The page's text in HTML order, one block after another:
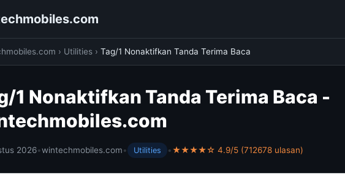
› Utilities › Tag/1 Nonaktifkan Tanda Terima Baca
1 Nonaktifkan Tanda Terima Baca -
2026•wintechmobiles.com• Utilities •★★★★☆ 4.9/5 (712678 ulasan)